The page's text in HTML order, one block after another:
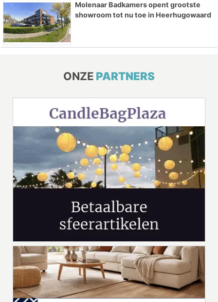
Molenaar Badkamers opent grootste
showroom tot nu toe in Heerhugowaard
ONZE PARTNERS